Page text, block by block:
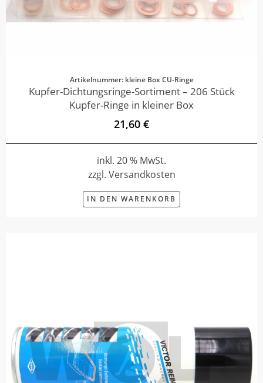
Artikelnummer: kleine Box CU-Ringe
Kupfer-Dichtungsringe-Sortiment – 206 Stück
Kupfer-Ringe in kleiner Box
21,60 €
inkl. 20 % MwSt.
zzgl. Versandkosten
IN DEN WARENKORB